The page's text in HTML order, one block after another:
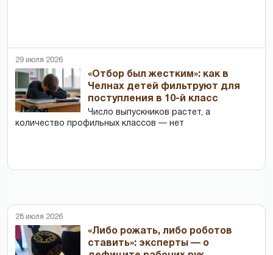
29 июля 2026
«Отбор был жестким»: как в
Челнах детей фильтруют для
поступления в 10-й класс
Число выпускников растет, а
количество профильных классов — нет
28 июля 2026
«Либо рожать, либо роботов
ставить»: эксперты — о